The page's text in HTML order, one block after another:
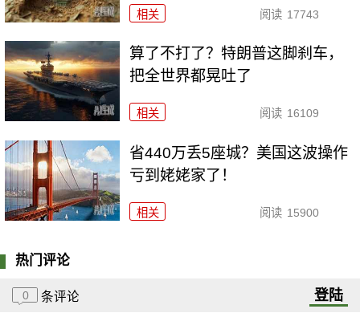
相关 阅读 17743
算了不打了？特朗普这脚刹车，
把全世界都晃吐了
相关 阅读 16109
省440万丢5座城？美国这波操作
亏到姥姥家了！
相关 阅读 15900
热门评论
0 条评论 登陆